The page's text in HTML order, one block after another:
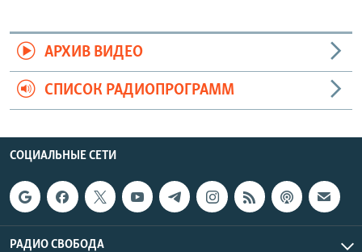
АРХИВ ВИДЕО
СПИСОК РАДИОПРОГРАММ
СОЦИАЛЬНЫЕ СЕТИ
РАДИО СВОБОДА